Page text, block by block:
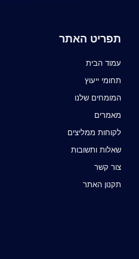
תפריט האתר
עמוד הבית
תחומי ייעוץ
המומחים שלנו
מאמרים
לקוחות ממליצים
שאלות ותשובות
צור קשר
תקנון האתר